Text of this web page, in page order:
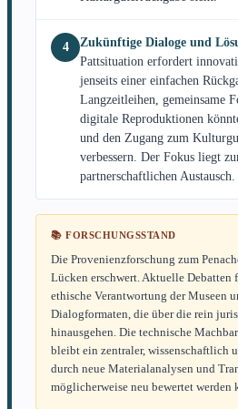
4 Zukünftige Dialoge und
Pattsituation erfordert
jenseits einer einfachen
Langzeitleihen, gemeinsame
digitale Reproduktionen
und den Zugang zum
verbessern. Der Fokus liegt
partnerschaftlichen Austausch.
📚 FORSCHUNGSSTAND
Die Provenienzforschung zum
Lücken erschwert. Aktuelle Debatten
ethische Verantwortung der Museen
Dialogformaten, die über die rein
hinausgehen. Die technische
bleibt ein zentraler, wissenschaftlich
durch neue Materialanalysen und
möglicherweise neu bewertet werden